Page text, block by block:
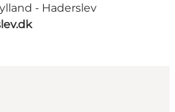
- Haderslev